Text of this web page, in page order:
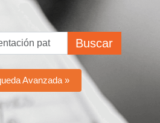
Buscar
Avanzada »